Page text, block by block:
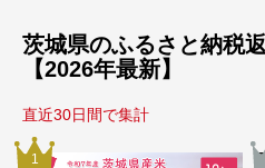
茨城県のふるさと納税
【2026年最新】
直近30日間で集計
1